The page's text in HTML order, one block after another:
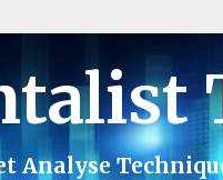
Analyse